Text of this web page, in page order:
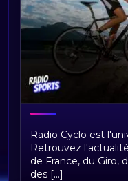
Bienvenue sur
univers vélo
Radio Cyclo est
Retrouvez
de France, du Giro,
des [...]